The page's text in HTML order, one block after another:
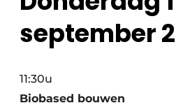
september
11:30u
Biobased bouwen